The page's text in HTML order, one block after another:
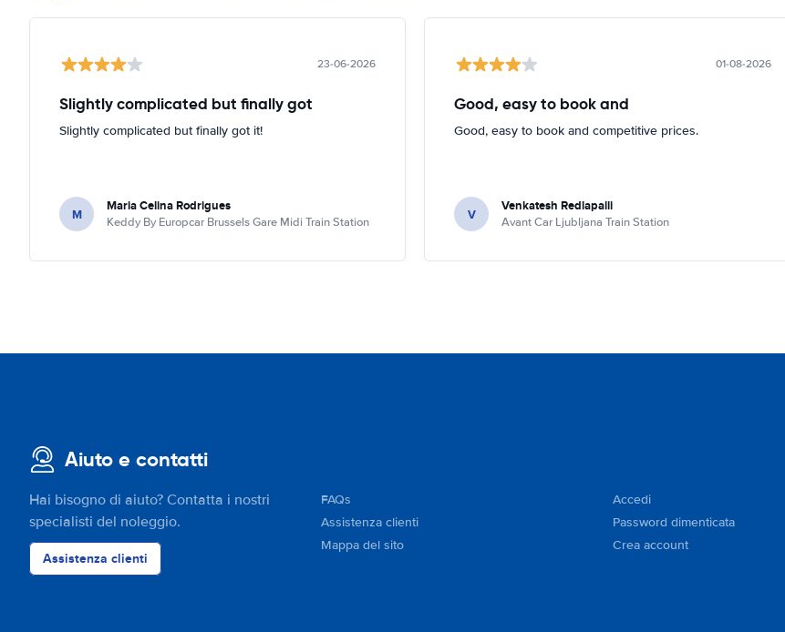
23-06-2026
Slightly complicated but finally got
Slightly complicated but finally got it!
M Maria Celina Rodrigues
Keddy By Europcar Brussels Gare Midi Train Station
01-08-2026
Good, easy to book and
Good, easy to book and competitive prices.
V Venkatesh Redlapalli
Avant Car Ljubljana Train Station
Aiuto e contatti
Hai bisogno di aiuto? Contatta i nostri
specialisti del noleggio.
Assistenza clienti
FAQs
Assistenza clienti
Mappa del sito
Accedi
Password dimenticata
Crea account